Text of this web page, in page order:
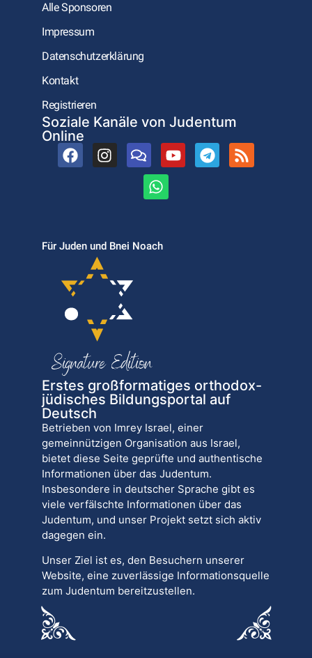
Alle Sponsoren
Impressum
Datenschutzerklärung
Kontakt
Registrieren
Soziale Kanäle von Judentum
Online
Für Juden und Bnei Noach
Erstes großformatiges orthodox-
jüdisches Bildungsportal auf
Deutsch
Betrieben von Imrey Israel, einer
gemeinnützigen Organisation aus Israel,
bietet diese Seite geprüfte und authentische
Informationen über das Judentum.
Insbesondere in deutscher Sprache gibt es
viele verfälschte Informationen über das
Judentum, und unser Projekt setzt sich aktiv
dagegen ein.
Unser Ziel ist es, den Besuchern unserer
Website, eine zuverlässige Informationsquelle
zum Judentum bereitzustellen.